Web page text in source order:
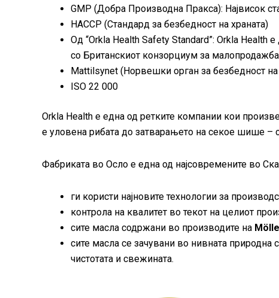
GMP (Добра Производна Пракса): Највисок
HACCP (Стандард за безбедност на храната)
Од “Orkla Health Safety Standard”: Orkla Health
со Британскиот конзорциум за
Mattilsynet (Норвешки орган за безбедност
ISO 22 000
Orkla Health е една од ретките компании кои
е уловена рибата до затварањето на секое шише –
Фабриката во Осло е една од најсовремените во
ги користи најновите технологии за
контрола на квалитет во текот на целиот
сите масла содржани во производите на
сите масла се зачувани во нивната природна
чистотата и свежината.